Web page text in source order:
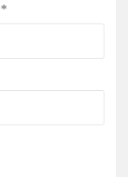
*